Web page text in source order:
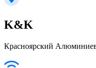
K&K
Красноярский